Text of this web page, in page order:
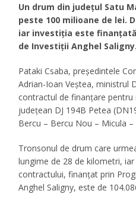
Un drum din județul Satu
peste 100 milioane de lei.
iar investiția este
de Investiții Anghel Saligny.
Pataki Csaba, președintele
Adrian-Ioan Veștea, ministrul
contractul de finanțare
județean DJ 194B Petea
Bercu – Bercu Nou – Micula
Tronsonul de drum care
lungime de 28 de kilometri,
contractului, finanțat prin
Anghel Saligny, este de